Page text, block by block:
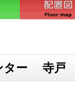
ター 寺戸